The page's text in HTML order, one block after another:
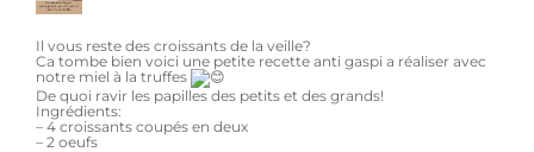
Il vous reste des croissants de la veille?
Ca tombe bien voici une petite recette anti gaspi a réaliser avec
notre miel à la truffes
De quoi ravir les papilles des petits et des grands!
Ingrédients:
– 4 croissants coupés en deux
– 2 oeufs